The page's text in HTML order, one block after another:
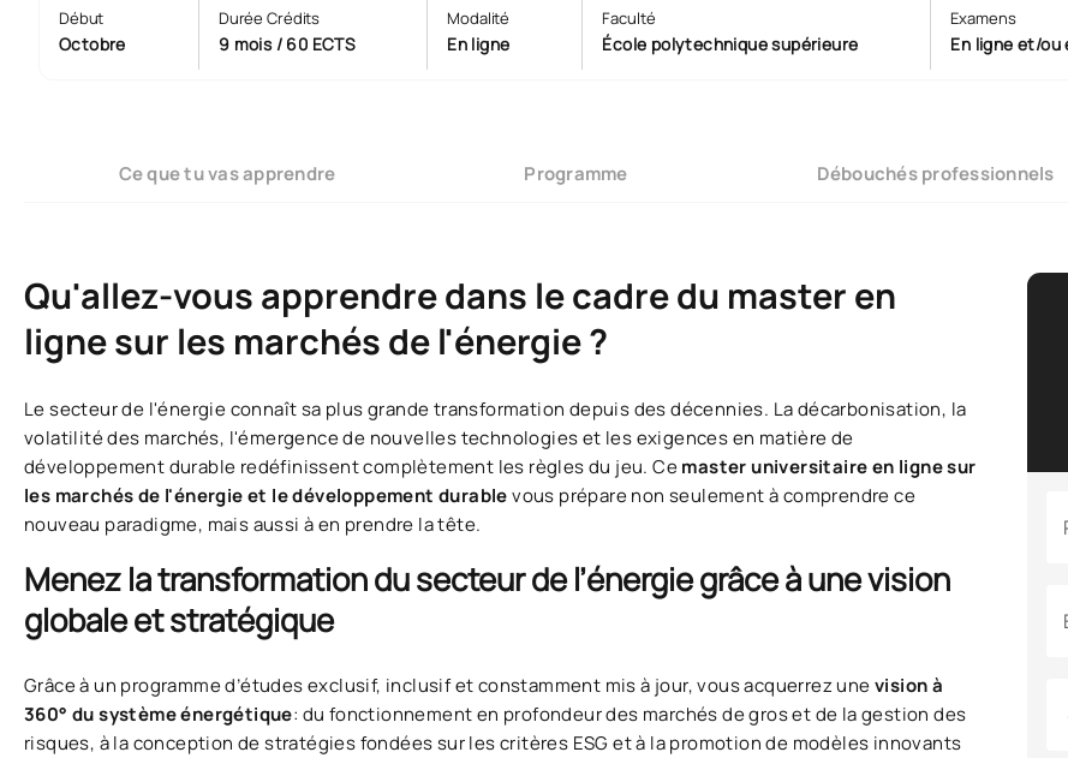
Début
Octobre
Durée Crédits
9 mois / 60 ECTS
Modalité
En ligne
Faculté
École polytechnique supérieure
Examens
En ligne et/ou
Ce que tu vas apprendre Programme Débouchés professionnels
Qu'allez-vous apprendre dans le cadre du master en
ligne sur les marchés de l'énergie ?
Le secteur de l'énergie connaît sa plus grande transformation depuis des décennies. La décarbonisation, la
volatilité des marchés, l'émergence de nouvelles technologies et les exigences en matière de
développement durable redéfinissent complètement les règles du jeu. Cemaster universitaire en ligne sur
les marchés de l'énergie et le développement durablevous prépare non seulement à comprendre ce
nouveau paradigme, mais aussi à en prendre la tête.
Menez la transformation du secteur de l’énergie grâce à une vision
globale et stratégique
Grâce à un programme d’études exclusif, inclusif et constamment mis à jour, vous acquerrez unevision à
360° du système énergétique: du fonctionnement en profondeur des marchés de gros et de la gestion des
risques, à la conception de stratégies fondées sur les critères ESG et à la promotion de modèles innovants